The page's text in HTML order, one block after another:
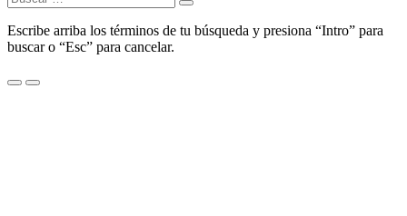
Escribe arriba los términos de tu búsqueda y presiona “Intro” para
buscar o “Esc” para cancelar.
Menu